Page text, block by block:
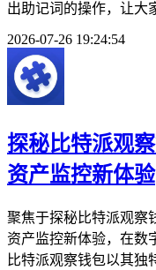
出助记词的操作，让大
2026-07-26 19:24:54
探秘比特派观
资产监控新体验
聚焦于探秘比特派观察
资产监控新体验，在数
比特派观察钱包以其独